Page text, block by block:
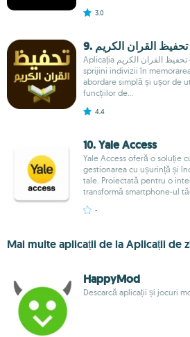
3.0
9. تحفيظ القران الكريم
Aplicația تحفيظ القران الكريم este concepută pentru a
sprijini indivizii în
abordare simplă și ușor de
funcțiilor de...
4.4
10. Yale Access
Yale Access oferă o soluție
gestionarea cu ușurință și
tale. Proiectată pentru o
transformă smartphone-ul
-
Mai multe aplicații de la Aplicații de
HappyMod
Descarcă aplicații și jocuri